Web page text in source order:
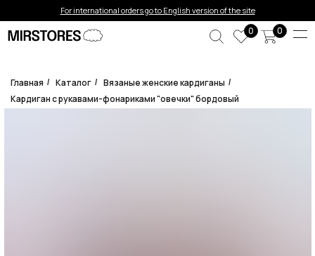
0
0
For international orders go to English version of the site
Error get alias
Главная / Каталог / Вязаные женские кардиганы /
Кардиган с рукавами-фонариками "овечки" бордовый